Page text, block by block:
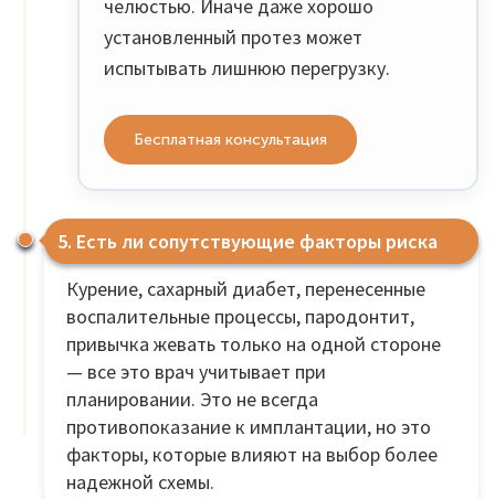
челюстью. Иначе даже хорошо
установленный протез может
испытывать лишнюю перегрузку.
Бесплатная консультация
5. Есть ли сопутствующие факторы риска
Курение, сахарный диабет, перенесенные
воспалительные процессы, пародонтит,
привычка жевать только на одной стороне
— все это врач учитывает при
планировании. Это не всегда
противопоказание к имплантации, но это
факторы, которые влияют на выбор более
надежной схемы.